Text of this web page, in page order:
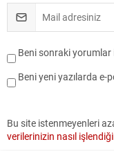
Beni sonraki yorumlar
Beni yeni yazılarda e-
Bu site istenmeyenleri
verilerinizin nasıl